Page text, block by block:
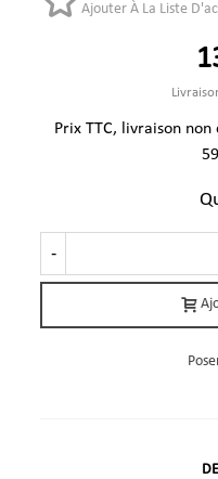
Ajouter À La Liste
Prix TTC, livraison
-